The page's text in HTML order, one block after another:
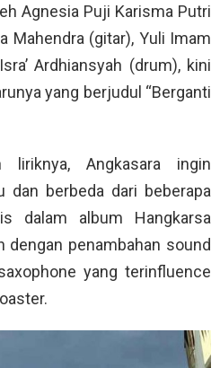
Agnesia Puji Karisma Putri
Mahendra (gitar), Yuli Imam
Ardhiansyah (drum), kini
yang berjudul “Berganti
Angkasara ingin
dan berbeda dari beberapa
dalam album Hangkarsa
dengan penambahan sound
yang terinfluence